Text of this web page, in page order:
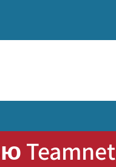
Teamnet